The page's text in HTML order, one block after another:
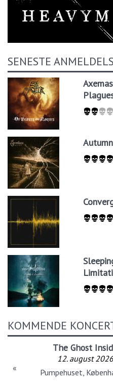
SENESTE
KOMMENDE
The Ghost
12. august 2026
Pumpehuset,
«